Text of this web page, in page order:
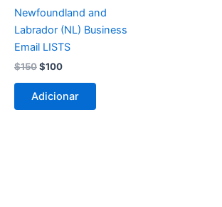
Newfoundland and
Labrador (NL) Business
Email LISTS
$150
$150.
$100
$100.
Adicionar